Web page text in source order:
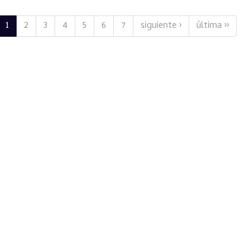
1 2 3 4 5 6 7 siguiente › última ››